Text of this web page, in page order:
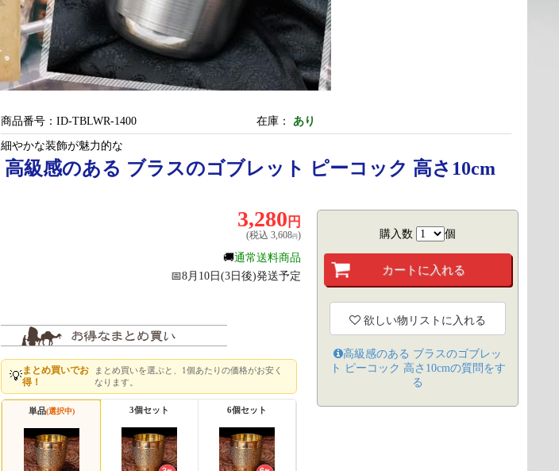
商品番号：ID-TBLWR-1400 在庫： あり
細やかな装飾が魅力的な
高級感のある ブラスのゴブレット ピーコック 高さ10cm
3,280 円
(税込3,608円)
🚚通常送料商品
📅8月10日(3日後)発送予定
💡まとめ買いでお
得！
まとめ買いを選ぶと、1個あたりの価格がお安く
なります。
単品(選択中) 3個セット 6個セット
購入数 個
欲しい物リストに入れる
高級感のある ブラスのゴブレッ
ト ピーコック 高さ10cmの質問をす
る